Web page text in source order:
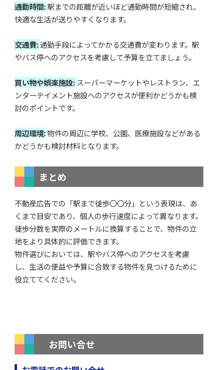
通勤時間:駅までの距離が近いほど通勤時間が短縮され、
快適な生活が送りやすくなります。
交通費:通勤手段によってかかる交通費が変わります。駅
やバス停へのアクセスを考慮して予算を立てましょう。
買い物や娯楽施設: スーパーマーケットやレストラン、エ
ンターテイメント施設へのアクセスが便利かどうかも検
討のポイントです。
周辺環境:物件の周辺に学校、公園、医療施設などがある
かどうかも検討材料となります。
まとめ
不動産広告での「駅まで徒歩〇〇分」という表現は、あ
くまで目安であり、個人の歩行速度によって異なります。
徒歩分数を実際のメートルに換算することで、物件の立
地をより具体的に評価できます。
物件選びにおいては、駅やバス停へのアクセスを考慮
し、生活の便益や予算に合致する物件を見つけるために
役立ててください。
お問い合せ